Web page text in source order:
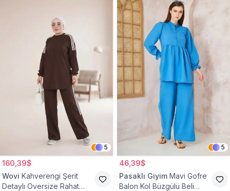
5
160,39$
Wovi Kahverengi Şerit
Detaylı Oversize Rahat
5
46,39$
Pasaklı Giyim Mavi Gofre
Balon Kol Büzgülü Beli